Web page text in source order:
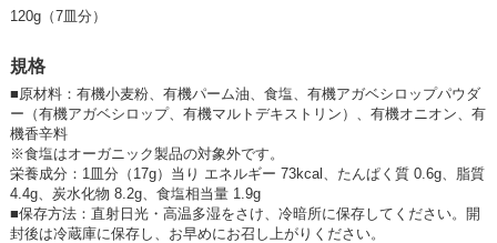
120g（7皿分）
規格
■原材料：有機小麦粉、有機パーム油、食塩、有機アガベシロップパウダ
ー（有機アガベシロップ、有機マルトデキストリン）、有機オニオン、有
機香辛料
※食塩はオーガニック製品の対象外です。
栄養成分：1皿分（17g）当り エネルギー 73kcal、たんぱく質 0.6g、脂質
4.4g、炭水化物 8.2g、食塩相当量 1.9g
■保存方法：直射日光・高温多湿をさけ、冷暗所に保存してください。開
封後は冷蔵庫に保存し、お早めにお召し上がりください。